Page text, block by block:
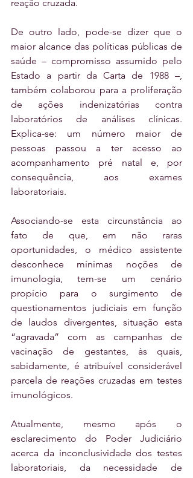
reação cruzada.
De outro lado, pode-se dizer que o
maior alcance das políticas públicas de
saúde – compromisso assumido pelo
Estado a partir da Carta de 1988 –,
também colaborou para a proliferação
de ações indenizatórias contra
laboratórios de análises clínicas.
Explica-se: um número maior de
pessoas passou a ter acesso ao
acompanhamento pré natal e, por
consequência, aos exames
laboratoriais.
Associando-se esta circunstância ao
fato de que, em não raras
oportunidades, o médico assistente
desconhece mínimas noções de
imunologia, tem-se um cenário
propício para o surgimento de
questionamentos judiciais em função
de laudos divergentes, situação esta
“agravada” com as campanhas de
vacinação de gestantes, às quais,
sabidamente, é atribuível considerável
parcela de reações cruzadas em testes
imunológicos.
Atualmente, mesmo após o
esclarecimento do Poder Judiciário
acerca da inconclusividade dos testes
laboratoriais, da necessidade de